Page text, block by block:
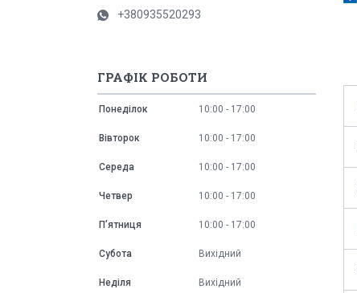
+380935520293
ГРАФІК РОБОТИ
Понеділок 10:00 17:00
Вівторок 10:00 17:00
Середа 10:00 17:00
Четвер 10:00 17:00
Пʼятниця 10:00 17:00
Субота Вихідний
Неділя Вихідний